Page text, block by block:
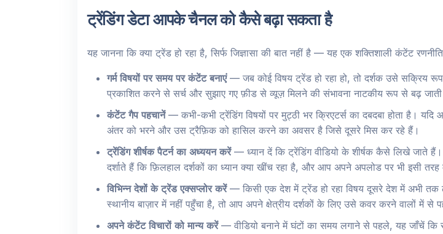
ट्रेंडिंग डेटा आपके चैनल को कैसे बढ़ा सकता है
यह जानना कि क्या ट्रेंड हो रहा है, सिर्फ जिज्ञासा की बात नहीं है — यह एक शक्तिशाली कंटेंट
गर्म विषयों पर समय पर कंटेंट बनाएं— जब कोई विषय ट्रेंड हो रहा हो, तो दर्शक उसे सक्रिय
प्रकाशित करने से सर्च और सुझाए गए फ़ीड से व्यूज़ मिलने की संभावना नाटकीय रूप से बढ़
कंटेंट गैप पहचानें— कभी-कभी ट्रेंडिंग विषयों पर मुट्ठी भर क्रिएटर्स का दबदबा होता है।
अंतर को भरने और उस ट्रैफ़िक को हासिल करने का अवसर है जिसे दूसरे मिस कर रहे हैं।
ट्रेंडिंग शीर्षक पैटर्न का अध्ययन करें— ध्यान दें कि ट्रेंडिंग वीडियो के शीर्षक कैसे लिखे जाते
दर्शाते हैं कि फ़िलहाल दर्शकों का ध्यान क्या खींच रहा है, और आप अपने अपलोड पर भी इसी
विभिन्न देशों के ट्रेंड एक्सप्लोर करें— किसी एक देश में ट्रेंड हो रहा विषय दूसरे देश में अभी
स्थानीय बाज़ार में नहीं पहुँचा है, तो आप अपने क्षेत्रीय दर्शकों के लिए उसे कवर करने वालों में से
अपने कंटेंट विचारों को मान्य करें— वीडियो बनाने में घंटों का समय लगाने से पहले, यह जाँचें कि